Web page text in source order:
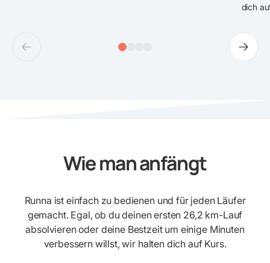
dich
Wie man anfängt
Runna ist einfach zu bedienen und für jeden Läufer
gemacht. Egal, ob du deinen ersten 26,2 km-Lauf
absolvieren oder deine Bestzeit um einige Minuten
verbessern willst, wir halten dich auf Kurs.